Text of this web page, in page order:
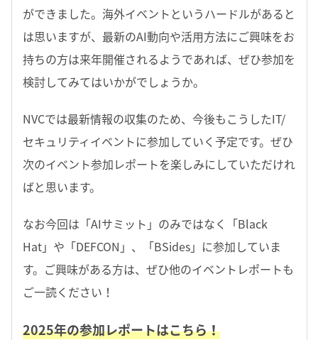
ができました。海外イベントというハードルがあると
は思いますが、最新のAI動向や活用方法にご興味をお
持ちの方は来年開催されるようであれば、ぜひ参加を
検討してみてはいかがでしょうか。
NVCでは最新情報の収集のため、今後もこうしたIT/
セキュリティイベントに参加していく予定です。ぜひ
次のイベント参加レポートを楽しみにしていただけれ
ばと思います。
なお今回は「AIサミット」のみではなく「Black
Hat」や「DEFCON」、「BSides」に参加していま
す。ご興味がある方は、ぜひ他のイベントレポートも
ご一読ください！
2025年の参加レポートはこちら！